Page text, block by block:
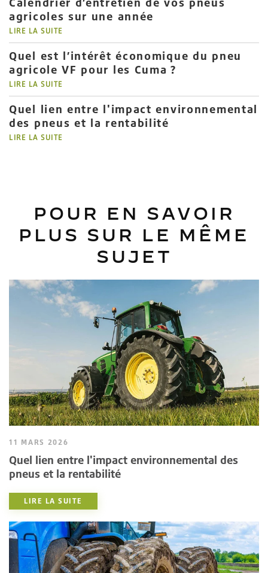
Calendrier d’entretien de vos pneus
agricoles sur une année
LIRE LA SUITE
Quel est l’intérêt économique du pneu
agricole VF pour les Cuma ?
LIRE LA SUITE
Quel lien entre l'impact environnemental
des pneus et la rentabilité
LIRE LA SUITE
POUR EN SAVOIR
PLUS SUR LE MÊME
SUJET
11 MARS 2026
Quel lien entre l'impact environnemental des
pneus et la rentabilité
LIRE LA SUITE